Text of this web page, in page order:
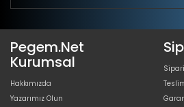
Pegem.Net
Kurumsal
Hakkımızda
Yazarımız Olun